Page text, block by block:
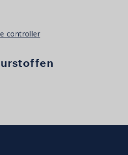
controller